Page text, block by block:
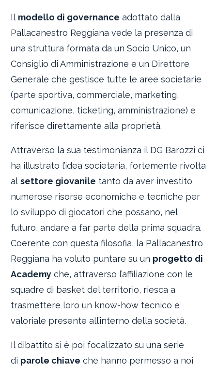
Il modello di governance adottato dalla
Pallacanestro Reggiana vede la presenza di
una struttura formata da un Socio Unico, un
Consiglio di Amministrazione e un Direttore
Generale che gestisce tutte le aree societarie
(parte sportiva, commerciale, marketing,
comunicazione, ticketing, amministrazione) e
riferisce direttamente alla proprietà.
Attraverso la sua testimonianza il DG Barozzi ci
ha illustrato l’idea societaria, fortemente rivolta
alsettore giovanile tanto da aver investito
numerose risorse economiche e tecniche per
lo sviluppo di giocatori che possano, nel
futuro, andare a far parte della prima squadra.
Coerente con questa filosofia, la Pallacanestro
Reggiana ha voluto puntare su un progetto di
Academy che, attraverso l’affiliazione con le
squadre di basket del territorio, riesca a
trasmettere loro un know-how tecnico e
valoriale presente all’interno della società.
Il dibattito si è poi focalizzato su una serie
di parole chiave che hanno permesso a noi